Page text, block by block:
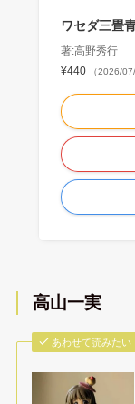
ワセダ三畳
著:高野秀行
¥440
（2026/
高山一実
あわせて読みたい